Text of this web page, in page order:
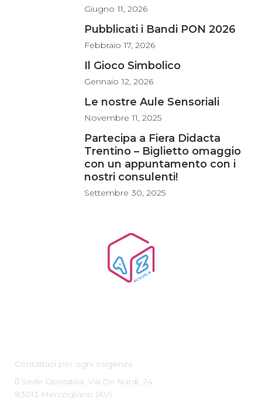
Giugno 11, 2026
Pubblicati i Bandi PON 2026
Febbraio 17, 2026
Il Gioco Simbolico
Gennaio 12, 2026
Le nostre Aule Sensoriali
Novembre 11, 2025
Partecipa a Fiera Didacta
Trentino – Biglietto omaggio
con un appuntamento con i
nostri consulenti!
Settembre 30, 2025
Contattaci per ogni esigenza
Sede Operativa: Via De Nardi, 24
83013 Mercogliano (AV)